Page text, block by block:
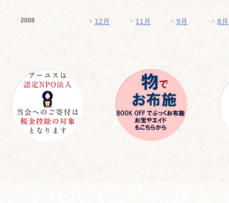
2008 12月 11月 9月 8月